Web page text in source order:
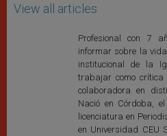
View all articles
Profesional con 7
informar sobre la
institucional de la
trabajar como
colaboradora en
Nació en Córdoba,
licenciatura en
en Universidad CEU